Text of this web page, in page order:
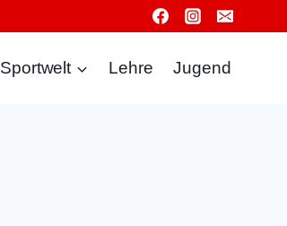
Sportwelt Lehre Jugend